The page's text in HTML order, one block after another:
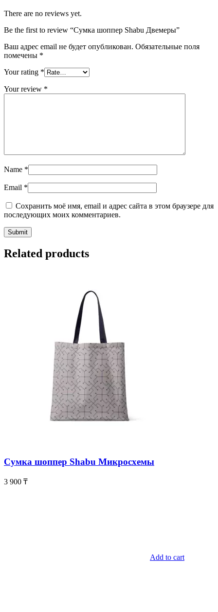
There are no reviews yet.
Be the first to review “Сумка шоппер Shabu Двемеры”
Ваш адрес email не будет опубликован. Обязательные поля
помечены *
Your rating *
Your review *
Name *
Email *
Сохранить моё имя, email и адрес сайта в этом браузере для
последующих моих комментариев.
Related products
Сумка шоппер Shabu Микросхемы
3 900 ₸
Add to cart